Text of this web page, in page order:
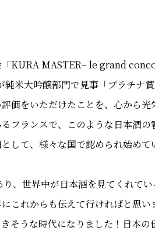
「KURA MASTER– le grand
米大吟醸部門で見事「プラチナ
価をいただけたことを、心から光
フランスで、このような日本酒の
して、様々な国で認められ始めて
、世界中が日本酒を見てくれて
これからも伝えて行ければと思い
そうな時代になりました！日本の